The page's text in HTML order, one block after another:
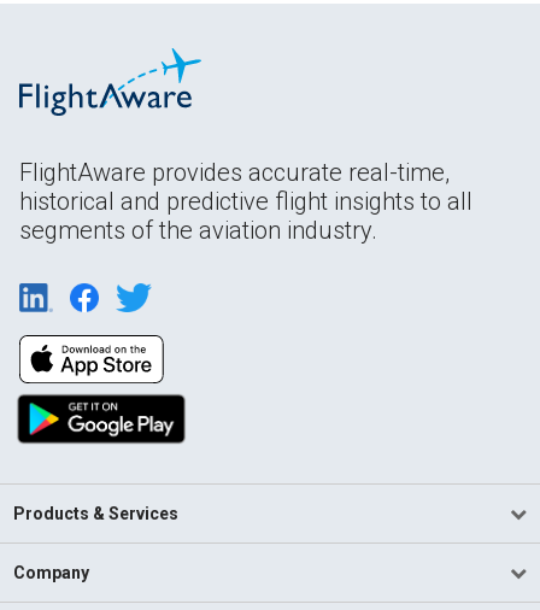
FlightAware provides accurate real-time,
historical and predictive flight insights to all
segments of the aviation industry.
Products & Services
Company